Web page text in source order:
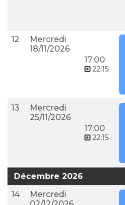
12
Mercredi
18/11/2026
17:00
22:15
13
Mercredi
25/11/2026
17:00
22:15
Décembre 2026
14
Mercredi